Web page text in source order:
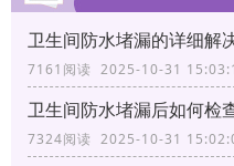
卫生间防水堵漏的详细解
7161阅读 2025-10-31
卫生间防水堵漏后如何检
7324阅读 2025-10-31